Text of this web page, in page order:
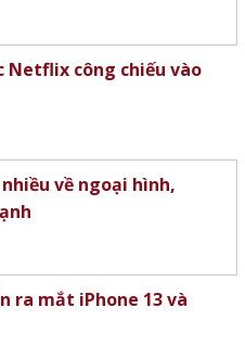
Netflix công chiếu vào
về ngoại hình,
ra mắt iPhone 13 và